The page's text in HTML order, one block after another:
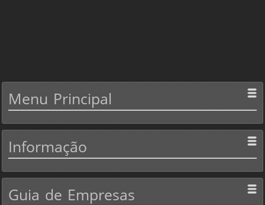
Menu Principal
Informação
Guia de Empresas